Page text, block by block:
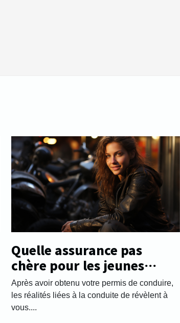
Quelle assurance pas
chère pour les jeunes
automobilistes ?
Après avoir obtenu votre permis de conduire,
les réalités liées à la conduite de révèlent à
vous....